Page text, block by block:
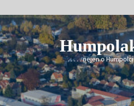
. . . . . nejen o